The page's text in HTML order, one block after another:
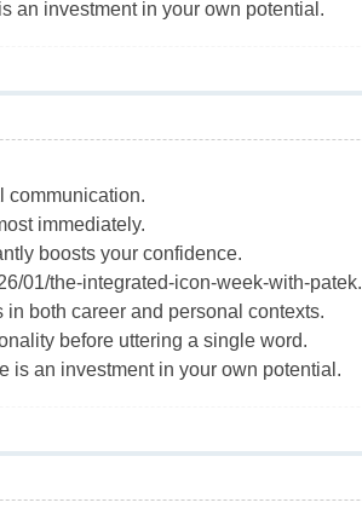
an investment in your own potential.
communication.
immediately.
boosts your confidence.
01/the-integrated-icon-week-with-
both career and personal contexts.
before uttering a single word.
is an investment in your own potential.